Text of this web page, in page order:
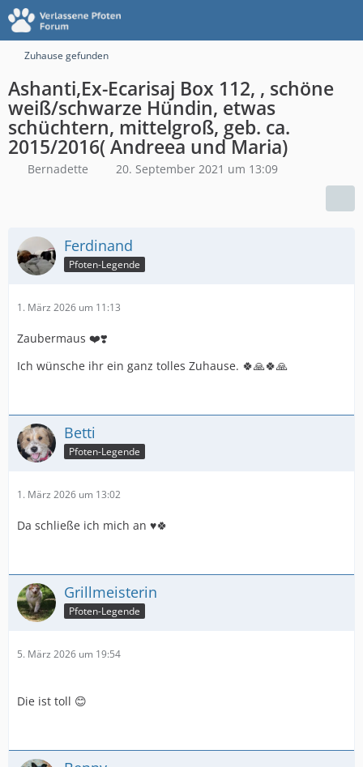
Zuhause gefunden
Ashanti,Ex-Ecarisaj Box 112, , schöne
weiß/schwarze Hündin, etwas
schüchtern, mittelgroß, geb. ca.
2015/2016( Andreea und Maria)
Bernadette 20. September 2021 um 13:09
Ferdinand
Pfoten-Legende
1. März 2026 um 11:13
Zaubermaus ❤️❣️
Ich wünsche ihr ein ganz tolles Zuhause. 🍀🙏🍀🙏
Betti
Pfoten-Legende
1. März 2026 um 13:02
Da schließe ich mich an ♥️🍀
Grillmeisterin
Pfoten-Legende
5. März 2026 um 19:54
Die ist toll 😊